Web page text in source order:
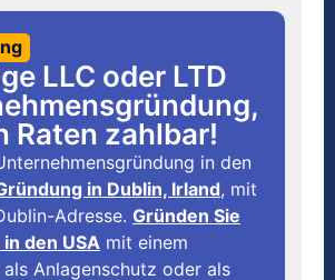
LLC oder LTD
Raten zahlbar!
in den
in Dublin, Irland, mit
Adresse. Gründen Sie
den USA mit einem
Anlagenschutz oder als